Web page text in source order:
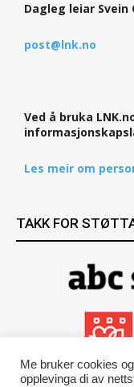
Dagleg leiar Svein
post@lnk.no
Ved å bruka
Les meir om
TAKK FOR
Me bruker cookies
opplevinga di av